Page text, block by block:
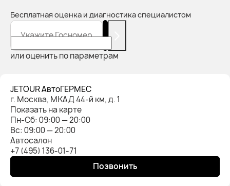
Бесплатная оценка и диагностика специалистом
Укажите Госномер
или оценить по параметрам
JETOUR АвтоГЕРМЕС
г. Москва, МКАД 44-й км, д. 1
Показать на карте
Пн-Cб: 09:00 — 20:00
Вс: 09:00 — 20:00
Автосалон
+7 (495) 136-01-71
Позвонить